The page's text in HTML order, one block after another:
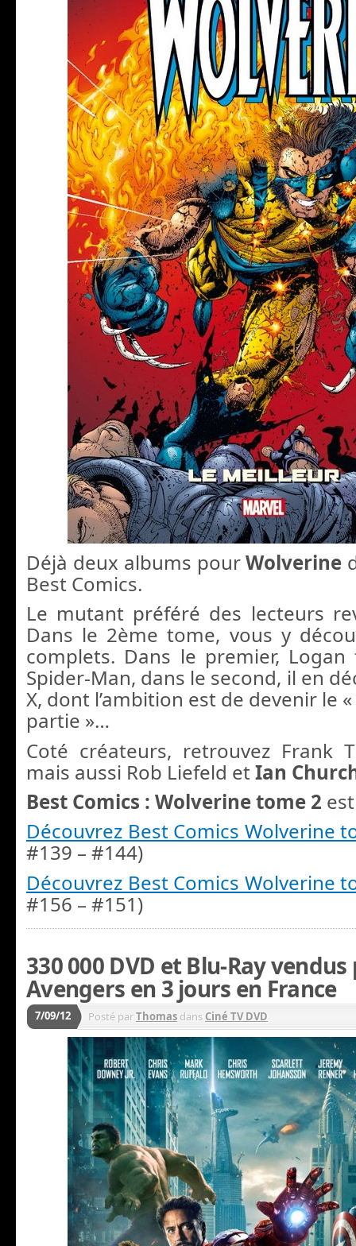
Déjà deux albums pourWolverine
Best Comics.
Le mutant préféré des lecteurs
Dans le 2ème tome, vous y
complets. Dans le premier,
Spider-Man, dans le second, il en
X, dont l’ambition est de devenir le
partie »…
Coté créateurs, retrouvez Frank
mais aussi Rob Liefeld etIan
Best Comics : Wolverine tome 2
Découvrez Best Comics Wolverine
#139 – #144)
Découvrez Best Comics Wolverine
#156 – #151)
330 000 DVD et Blu-Ray
Avengers en 3 jours en France
7/09/12 Posté parThomas dans Ciné TV DVD